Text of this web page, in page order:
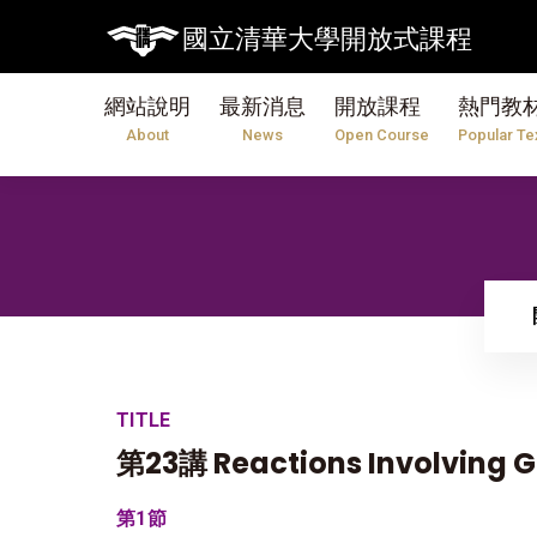
國立清華大學開放式課程
網站說明
About
最新消息
News
開放課程
Open Course
熱門教
Popular
TITLE
第23講 Reactions Involving
第1節